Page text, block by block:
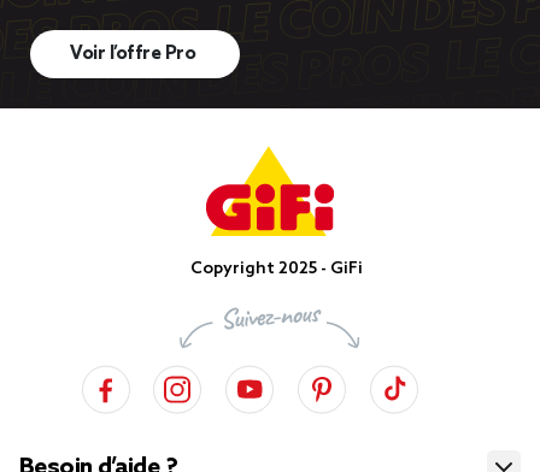
Voir l’offre Pro
Copyright 2025 - GiFi